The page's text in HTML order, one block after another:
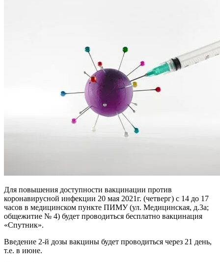
Для повышения доступности вакцинации против
коронавирусной инфекции 20 мая 2021г. (четверг) с 14 до 17
часов в медицинском пункте ПИМУ (ул. Медицинская, д.3а;
общежитие № 4) будет проводиться бесплатно вакцинация
«Спутник».
Введение 2-й дозы вакцины будет проводиться через 21 день,
т.е. в июне.